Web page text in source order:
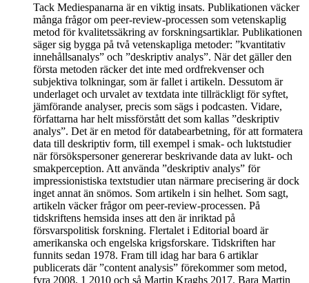
Tack Mediespanarna är en viktig insats. Publikationen väcker
många frågor om peer-review-processen som vetenskaplig
metod för kvalitetssäkring av forskningsartiklar. Publikationen
säger sig bygga på två vetenskapliga metoder: ”kvantitativ
innehållsanalys” och ”deskriptiv analys”. När det gäller den
första metoden räcker det inte med ordfrekvenser och
subjektiva tolkningar, som är fallet i artikeln. Dessutom är
underlaget och urvalet av textdata inte tillräckligt för syftet,
jämförande analyser, precis som sägs i podcasten. Vidare,
författarna har helt missförstått det som kallas ”deskriptiv
analys”. Det är en metod för databearbetning, för att formatera
data till deskriptiv form, till exempel i smak- och luktstudier
när försökspersoner genererar beskrivande data av lukt- och
smakperception. Att använda ”deskriptiv analys” för
impressionistiska textstudier utan närmare precisering är dock
inget annat än snömos. Som artikeln i sin helhet. Som sagt,
artikeln väcker frågor om peer-review-processen. På
tidskriftens hemsida inses att den är inriktad på
försvarspolitisk forskning. Flertalet i Editorial board är
amerikanska och engelska krigsforskare. Tidskriften har
funnits sedan 1978. Fram till idag har bara 6 artiklar
publicerats där ”content analysis” förekommer som metod,
fyra 2008, 1 2010 och så Martin Kraghs 2017. Bara Martin